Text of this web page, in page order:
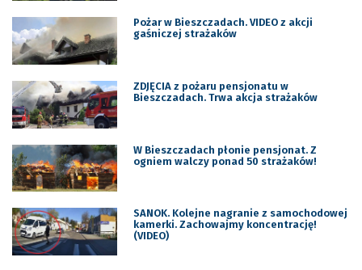
Pożar w Bieszczadach. VIDEO z akcji
gaśniczej strażaków
ZDJĘCIA z pożaru pensjonatu w
Bieszczadach. Trwa akcja strażaków
W Bieszczadach płonie pensjonat. Z
ogniem walczy ponad 50 strażaków!
SANOK. Kolejne nagranie z samochodowej
kamerki. Zachowajmy koncentrację!
(VIDEO)